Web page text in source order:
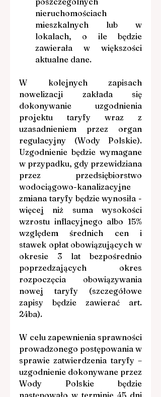
nieruchomościach
mieszkalnych lub w
lokalach, o ile będzie
zawierała w większości
aktualne dane.
W kolejnych zapisach
nowelizacji zakłada się
dokonywanie uzgodnienia
projektu taryfy wraz z
uzasadnieniem przez organ
regulacyjny (Wody Polskie).
Uzgodnienie będzie wymagane
w przypadku, gdy przewidziana
przez przedsiębiorstwo
wodociągowo-kanalizacyjne
zmiana taryfy będzie wynosiła -
więcej niż suma wysokości
wzrostu inflacyjnego albo 15%
względem średnich cen i
stawek opłat obowiązujących w
okresie 3 lat bezpośrednio
poprzedzających okres
rozpoczęcia obowiązywania
nowej taryfy (szczegółowe
zapisy będzie zawierać art.
24ba).
W celu zapewnienia sprawności
prowadzonego postępowania w
sprawie zatwierdzenia taryfy –
uzgodnienie dokonywane przez
Wody Polskie będzie
następowało w terminie 45 dni